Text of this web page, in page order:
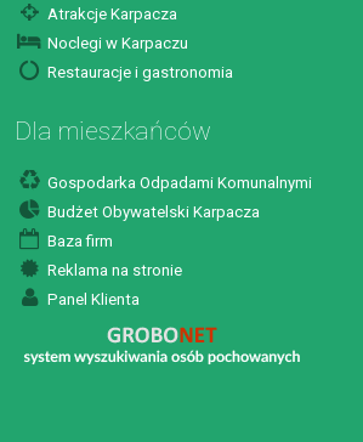
Atrakcje Karpacza
Noclegi w Karpaczu
Restauracje i gastronomia
Dla mieszkańców
Gospodarka Odpadami Komunalnymi
Budżet Obywatelski Karpacza
Baza firm
Reklama na stronie
Panel Klienta